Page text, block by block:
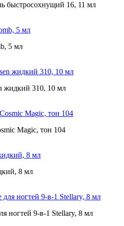
быстросохнущий 16, 11 мл
5 мл
жидкий 310, 10 мл
Magic, тон 104
8 мл
ногтей 9-в-1 Stellary, 8 мл